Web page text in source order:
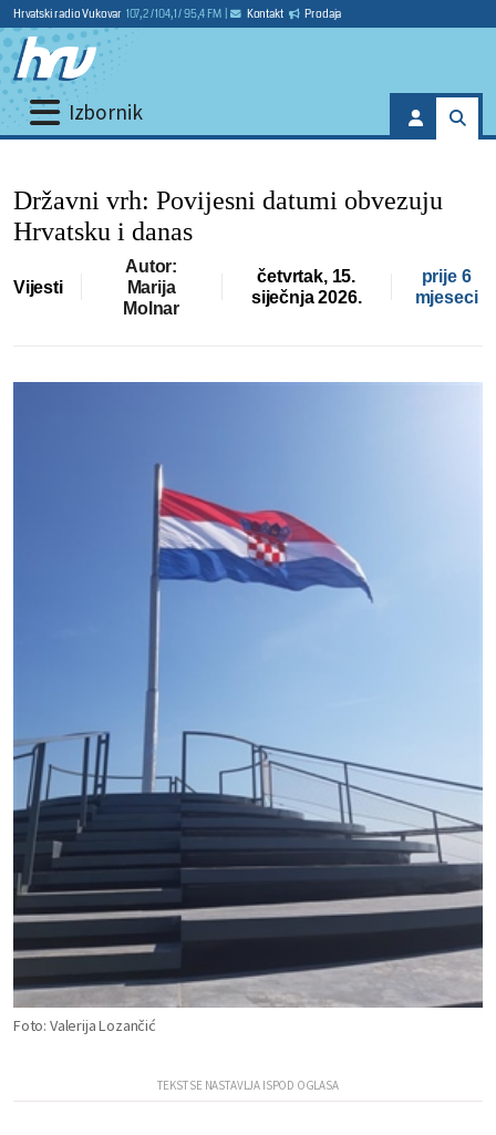
Hrvatski radio Vukovar 107,2 / 104,1 / 95,4 FM Kontakt Prodaja
Izbornik
Državni vrh: Povijesni datumi obvezuju
Hrvatsku i danas
Vijesti
Autor:
Marija
Molnar
četvrtak, 15.
siječnja 2026.
prije 6
mjeseci
Foto: Valerija Lozančić